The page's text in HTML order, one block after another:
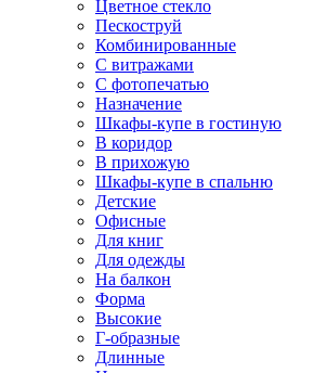
Цветное стекло
Пескоструй
Комбинированные
С витражами
С фотопечатью
Назначение
Шкафы-купе в гостиную
В коридор
В прихожую
Шкафы-купе в спальню
Детские
Офисные
Для книг
Для одежды
На балкон
Форма
Высокие
Г-образные
Длинные